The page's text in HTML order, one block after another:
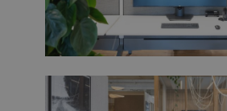
Ergonomische